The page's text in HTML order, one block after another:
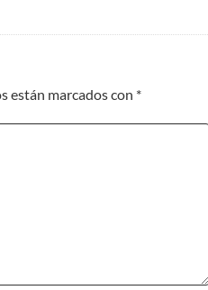
están marcados con *